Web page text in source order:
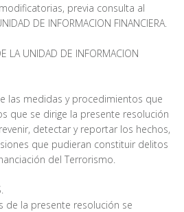
previa consulta al
DE INFORMACION FINANCIERA.
LA UNIDAD DE INFORMACION
las medidas y procedimientos que
que se dirige la presente resolución
detectar y reportar los hechos,
que pudieran constituir delitos
del Terrorismo.
de la presente resolución se